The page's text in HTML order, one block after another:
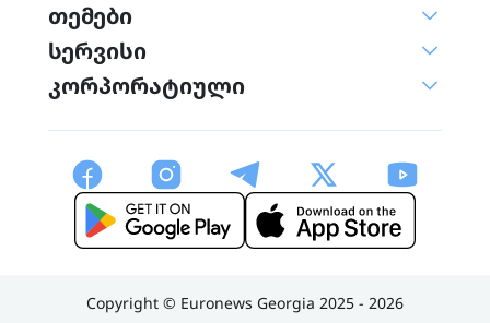
თემები
სერვისი
კორპორატიული
Copyright © Euronews Georgia 2025 - 2026